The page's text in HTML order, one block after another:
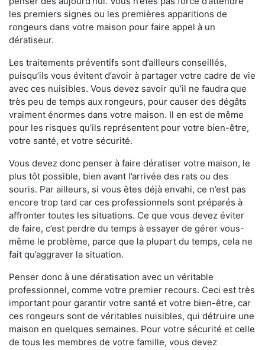
les premiers signes ou les premières apparitions de
rongeurs dans votre maison pour faire appel à un
dératiseur.
Les traitements préventifs sont d’ailleurs conseillés,
puisqu’ils vous évitent d’avoir à partager votre cadre de vie
avec ces nuisibles. Vous devez savoir qu’il ne faudra que
très peu de temps aux rongeurs, pour causer des dégâts
vraiment énormes dans votre maison. Il en est de même
pour les risques qu’ils représentent pour votre bien-être,
votre santé, et votre sécurité.
Vous devez donc penser à faire dératiser votre maison, le
plus tôt possible, bien avant l’arrivée des rats ou des
souris. Par ailleurs, si vous êtes déjà envahi, ce n’est pas
encore trop tard car ces professionnels sont préparés à
affronter toutes les situations. Ce que vous devez éviter
de faire, c’est perdre du temps à essayer de gérer vous-
même le problème, parce que la plupart du temps, cela ne
fait qu’aggraver la situation.
Penser donc à une dératisation avec un véritable
professionnel, comme votre premier recours. Ceci est très
important pour garantir votre santé et votre bien-être, car
ces rongeurs sont de véritables nuisibles, qui détruire une
maison en quelques semaines. Pour votre sécurité et celle
de tous les membres de votre famille, vous devez